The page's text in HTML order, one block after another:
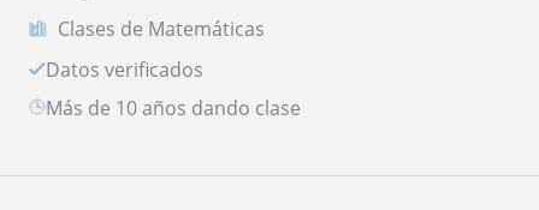
Clases de Matemáticas
Datos verificados
más de 10 años dando clase